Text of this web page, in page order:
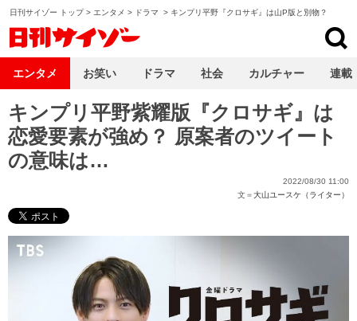
日刊サイゾー トップ> エンタメ > ドラマ > キンプリ平野『クロサギ』は山P版と別物？
キンプリ平野紫耀版『クロサギ』は
恋愛要素が強め？ 原案者のツイート
の意味は…
2022/08/30 11:00
文＝大山ユースケ（ライター）
エンタメ お笑い ドラマ 社会 カルチャー 連載